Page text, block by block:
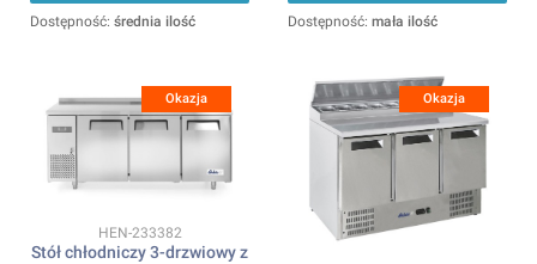
Dostępność: średnia ilość Dostępność: mała ilość
Okazja
Kod produktu
HEN-233382
Stół chłodniczy 3-drzwiowy z
Okazja